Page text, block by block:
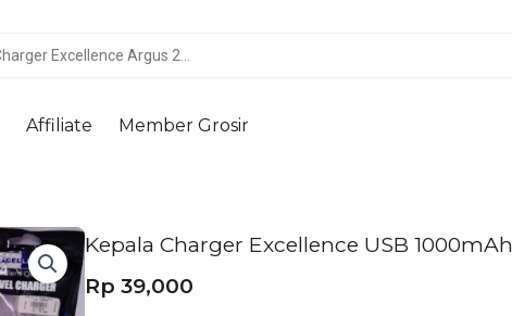
Affiliate Member Grosir
Kepala Charger Excellence USB 1000mAh
Rp 39,000